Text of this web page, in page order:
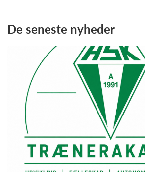
De seneste nyheder